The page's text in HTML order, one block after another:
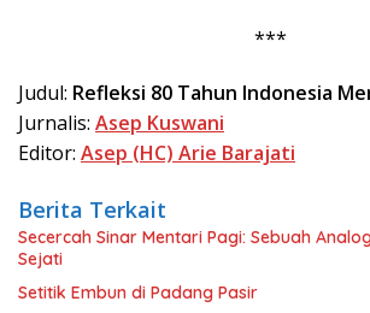
***
Judul: Refleksi 80 Tahun Indonesia
Jurnalis: Asep Kuswani
Editor: Asep (HC) Arie Barajati
Berita Terkait
Secercah Sinar Mentari Pagi: Sebuah
Sejati
Setitik Embun di Padang Pasir